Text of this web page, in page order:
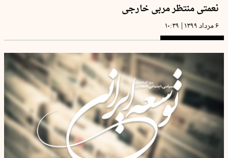
نعمتی منتظر مربی خارجی
۶ مرداد ۱۳۹۹ | ۱۰:۳۹